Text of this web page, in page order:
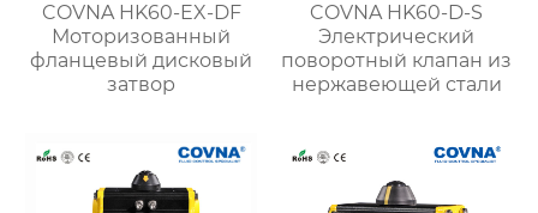
COVNA HK60-EX-DF
Моторизованный
фланцевый дисковый
затвор
COVNA HK60-D-S
Электрический
поворотный клапан из
нержавеющей стали